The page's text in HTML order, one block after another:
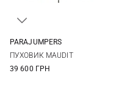
PARAJUMPERS
ПУХОВИК MAUDIT
39 600 ГРН